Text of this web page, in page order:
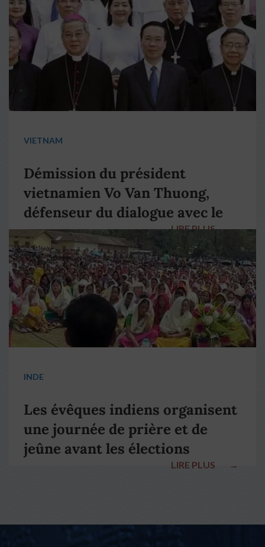
VIETNAM
Démission du président
vietnamien Vo Van Thuong,
défenseur du dialogue avec le
pape François
LIRE PLUS →
INDE
Les évêques indiens organisent
une journée de prière et de
jeûne avant les élections
LIRE PLUS →